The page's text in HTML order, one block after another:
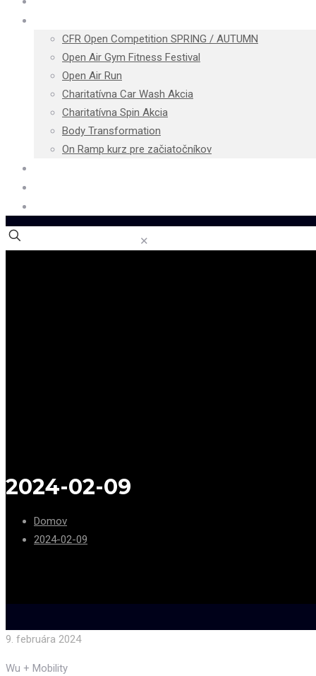
CFR Open Competition SPRING / AUTUMN
Open Air Gym Fitness Festival
Open Air Run
Charitatívna Car Wash Akcia
Charitatívna Spin Akcia
Body Transformation
On Ramp kurz pre začiatočníkov
✕
2024-02-09
Domov
2024-02-09
9. februára 2024
Wu + Mobility